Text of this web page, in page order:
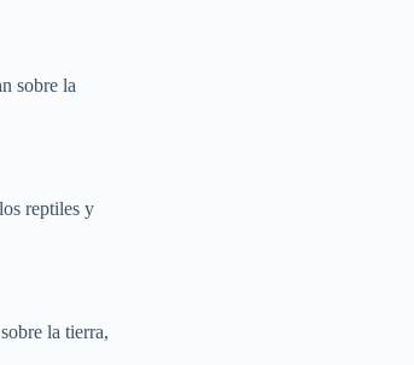
sobre la
reptiles y
la tierra,